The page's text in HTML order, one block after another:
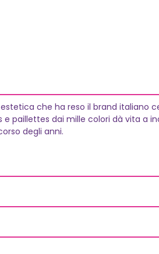
che ha reso il brand italiano
paillettes dai mille colori dà vita a
degli anni.